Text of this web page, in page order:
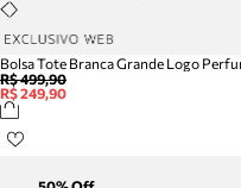
Bolsa Tote Branca Grande Logo
R$ 499,90
R$ 249,90